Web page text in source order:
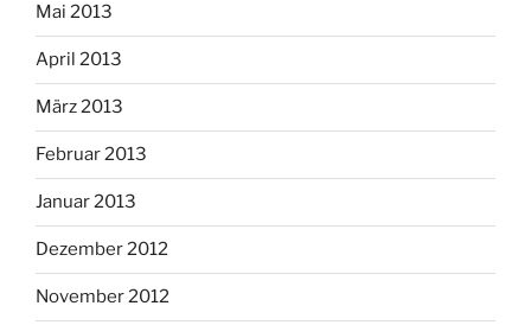
Mai 2013
April 2013
März 2013
Februar 2013
Januar 2013
Dezember 2012
November 2012